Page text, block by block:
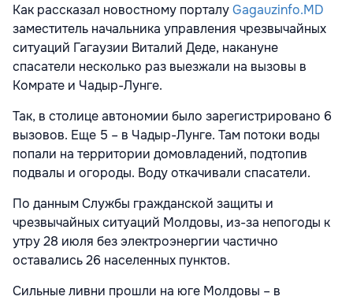
Как рассказал новостному порталуGagauzinfo.MD
заместитель начальника управления чрезвычайных
ситуаций Гагаузии Виталий Деде, накануне
спасатели несколько раз выезжали на вызовы в
Комрате и Чадыр-Лунге.
Так, в столице автономии было зарегистрировано 6
вызовов. Еще 5 – в Чадыр-Лунге. Там потоки воды
попали на территории домовладений, подтопив
подвалы и огороды. Воду откачивали спасатели.
По данным Службы гражданской защиты и
чрезвычайных ситуаций Молдовы, из-за непогоды к
утру 28 июля без электроэнергии частично
оставались 26 населенных пунктов.
Сильные ливни прошли на юге Молдовы – в